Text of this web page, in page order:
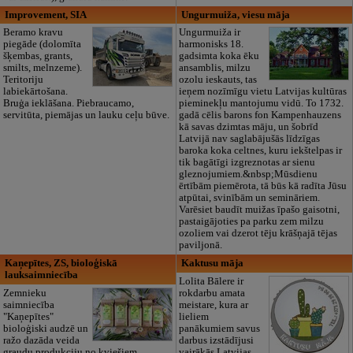
Improvement, SIA
Beramo kravu
piegāde (dolomīta
šķembas, grants,
smilts, melnzeme).
Teritoriju
labiekārtošana.
Bruģa ieklāšana. Piebraucamo,
servitūta, piemājas un lauku ceļu būve.
Ungurmuiža, viesu māja
Ungurmuiža ir
harmonisks 18.
gadsimta koka ēku
ansamblis, milzu
ozolu ieskauts, tas
ieņem nozīmīgu vietu Latvijas kultūras
pieminekļu mantojumu vidū. To 1732.
gadā cēlis barons fon Kampenhauzens
kā savas dzimtas māju, un šobrīd
Latvijā nav saglabājušās līdzīgas
baroka koka celtnes, kuru iekštelpas ir
tik bagātīgi izgreznotas ar sienu
gleznojumiem.&nbsp;Mūsdienu
ērtībām piemērota, tā būs kā radīta Jūsu
atpūtai, svinībām un semināriem.
Varēsiet baudīt muižas īpašo gaisotni,
pastaigājoties pa parku zem milzu
ozoliem vai dzerot tēju krāšņajā tējas
paviljonā.
Kaņepītes, ZS, bioloģiskā
lauksaimniecība
Zemnieku
saimniecība
"Kaņepītes"
bioloģiski audzē un
ražo dazāda veida
Kaktusu māja
Lolita Bālere ir
rokdarbu amata
meistare, kura ar
lieliem
panākumiem savus
darbus izstādījusi